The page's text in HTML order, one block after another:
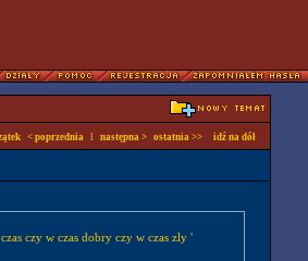
< poprzednia l następna > ostatnia >> idź na dół
czy w czas dobry czy w czas zly '